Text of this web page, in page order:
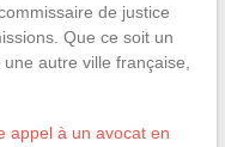
de justice
Que ce soit un
autre ville française,
appel à un avocat en